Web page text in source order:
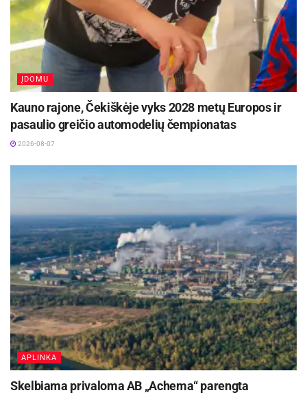
ĮDOMU
Kauno rajone, Čekiškėje vyks 2028 metų Europos ir
pasaulio greičio automodelių čempionatas
2026-08-07
APLINKA
Skelbiama privaloma AB „Achema“ parengta